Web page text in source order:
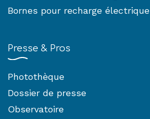
Bornes pour recharge électrique
Presse & Pros
Photothèque
Dossier de presse
Observatoire